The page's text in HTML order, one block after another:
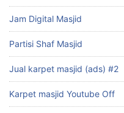
Jam Digital Masjid
Partisi Shaf Masjid
Jual karpet masjid (ads) #2
Karpet masjid Youtube Off